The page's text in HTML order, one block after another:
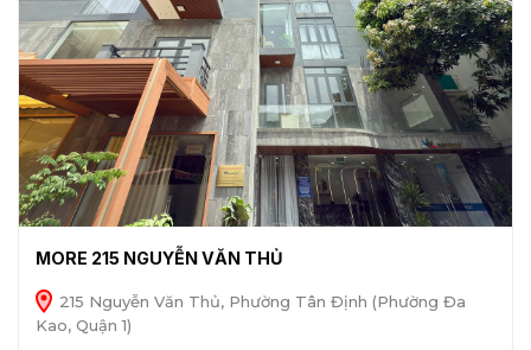
MORE 215 NGUYỄN VĂN THỦ
215 Nguyễn Văn Thủ, Phường Tân Định (Phường Đa
Kao, Quận 1)